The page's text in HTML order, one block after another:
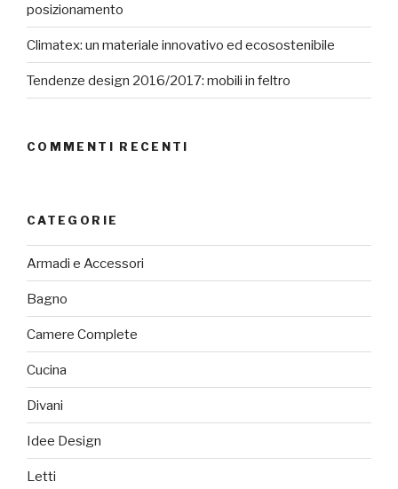
posizionamento
Climatex: un materiale innovativo ed ecosostenibile
Tendenze design 2016/2017: mobili in feltro
COMMENTI RECENTI
CATEGORIE
Armadi e Accessori
Bagno
Camere Complete
Cucina
Divani
Idee Design
Letti